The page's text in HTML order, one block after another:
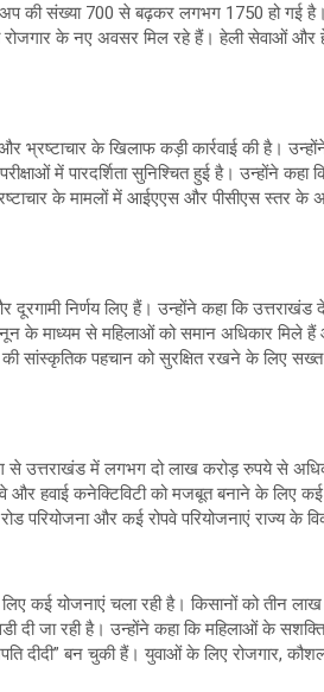
की संख्या 700 से बढ़कर लगभग 1750 हो गई
रोजगार के नए अवसर मिल रहे हैं। हेली सेवाओं और
भ्रष्टाचार के खिलाफ कड़ी कार्रवाई की है।
में पारदर्शिता सुनिश्चित हुई है। उन्होंने
के मामलों में आईएएस और पीसीएस स्तर के
निर्णय लिए हैं। उन्होंने कहा कि उत्तराखंड
के माध्यम से महिलाओं को समान अधिकार मिले हैं
सांस्कृतिक पहचान को सुरक्षित रखने के लिए
उत्तराखंड में लगभग दो लाख करोड़ रुपये से
और हवाई कनेक्टिविटी को मजबूत बनाने के लिए
परियोजना और कई रोपवे परियोजनाएं राज्य के
कई योजनाएं चला रही है। किसानों को तीन
दी जा रही है। उन्होंने कहा कि महिलाओं के
दीदी” बन चुकी हैं। युवाओं के लिए रोजगार,